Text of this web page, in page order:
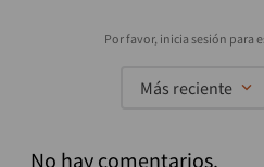
Más reciente
No hay comentarios.